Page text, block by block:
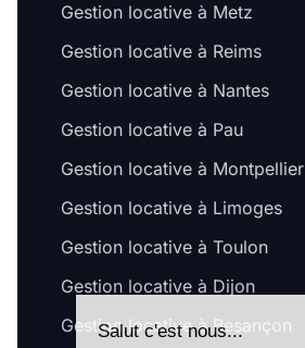
Gestion locative à Metz
Gestion locative à Reims
Gestion locative à Nantes
Gestion locative à Pau
Gestion locative à Montpellier
Gestion locative à Limoges
Gestion locative à Toulon
Gestion locative à Dijon
Gestion locative à Besançon
Salut c'est nous...